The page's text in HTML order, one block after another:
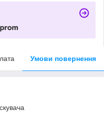
Умови повернення